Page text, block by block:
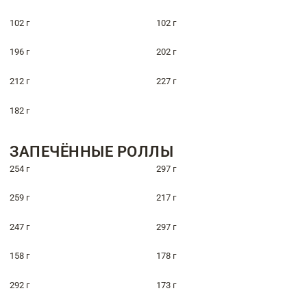
102 г 102 г
196 г 202 г
212 г 227 г
182 г
ЗАПЕЧЁННЫЕ РОЛЛЫ
254 г 297 г
259 г 217 г
247 г 297 г
158 г 178 г
292 г 173 г